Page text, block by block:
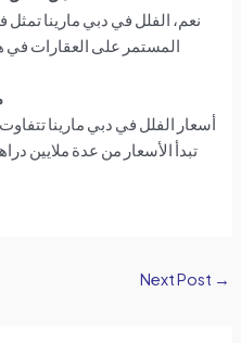
نعم، الفلل في دبي مارينا
المستمر على العقارات في
أسعار الفلل في دبي مارينا
تبدأ الأسعار من عدة ملايين
Next Post →